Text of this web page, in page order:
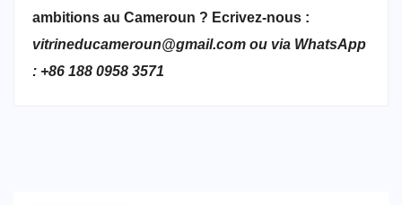
ambitions au Cameroun ? Ecrivez-nous :
vitrineducameroun@gmail.com ou via WhatsApp
: +86 188 0958 3571